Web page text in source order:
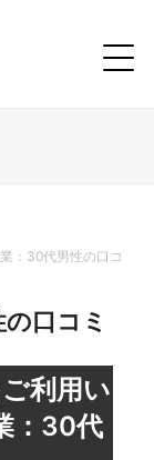
：30代男性の口コ
口コミ
利用い
：30代